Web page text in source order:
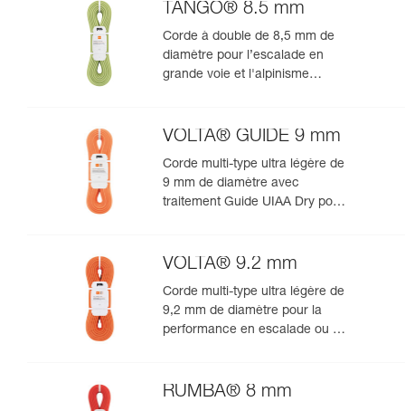
TANGO® 8.5 mm
Corde à double de 8,5 mm de
diamètre pour l’escalade en
grande voie et l'alpinisme
VOLTA® GUIDE 9 mm
Corde multi-type ultra légère de
9 mm de diamètre avec
traitement Guide UIAA Dry pour
VOLTA® 9.2 mm
Corde multi-type ultra légère de
9,2 mm de diamètre pour la
performance en escalade ou en
RUMBA® 8 mm